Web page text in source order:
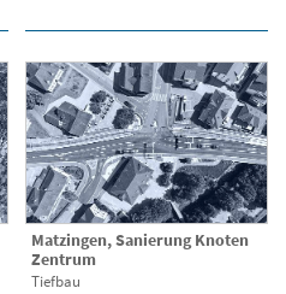
Matzingen, Sanierung Knoten
Zentrum
Tiefbau